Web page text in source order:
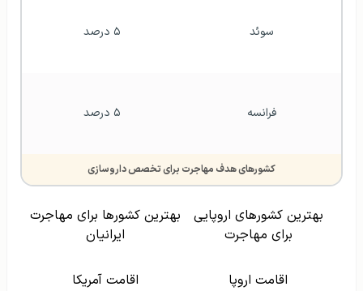
سوئد ۵ درصد
فرانسه ۵ درصد
کشورهای هدف مهاجرت برای تخصص داروسازی
بهترین کشورهای اروپایی
برای مهاجرت
بهترین کشورها برای مهاجرت
ایرانیان
اقامت اروپا اقامت آمریکا